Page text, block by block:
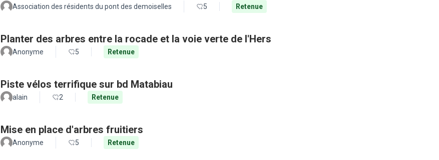
Association des résidents du pont des demoiselles 5 Retenue
Planter des arbres entre la rocade et la voie verte de l'Hers
Anonyme 5 Retenue
Piste vélos terrifique sur bd Matabiau
alain 2 Retenue
Mise en place d'arbres fruitiers
Anonyme 5 Retenue